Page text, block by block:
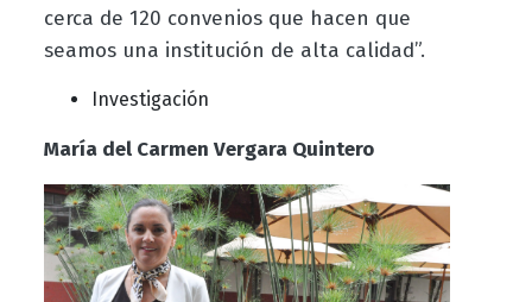
cerca de 120 convenios que hacen que
seamos una institución de alta calidad”.
Investigación
María del Carmen Vergara Quintero